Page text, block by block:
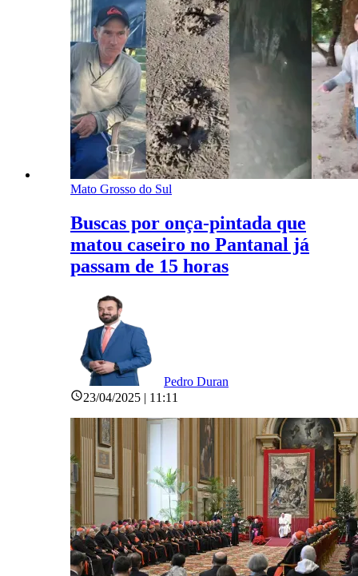
Mato Grosso do Sul
Buscas por onça-pintada que
matou caseiro no Pantanal já
passam de 15 horas
Pedro Duran
23/04/2025 | 11:11